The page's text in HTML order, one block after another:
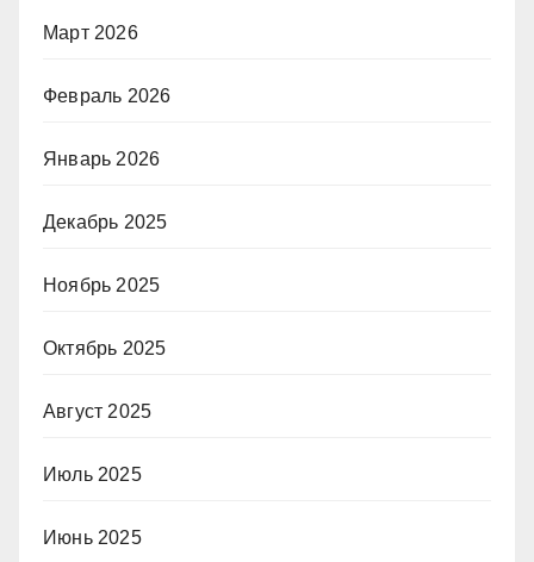
Март 2026
Февраль 2026
Январь 2026
Декабрь 2025
Ноябрь 2025
Октябрь 2025
Август 2025
Июль 2025
Июнь 2025